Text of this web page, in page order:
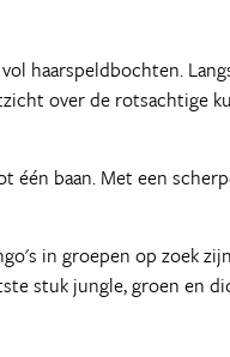
haarspeldbochten.
over de rotsachtige
één baan. Met een
in groepen op zoek
stuk jungle, groen en